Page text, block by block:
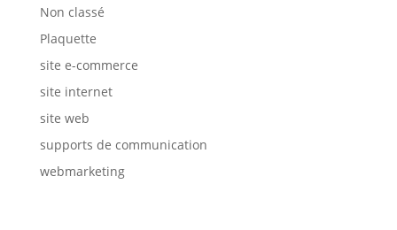
Non classé
Plaquette
site e-commerce
site internet
site web
supports de communication
webmarketing